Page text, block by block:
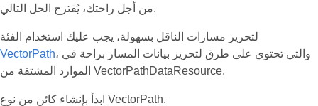
من أجل راحتك، يُقترح الحل التالي.
لتحرير مسارات الناقل بسهولة، يجب عليك استخدام الفئة
VectorPath، والتي تحتوي على طرق لتحرير بيانات المسار براحة في
الموارد المشتقة من VectorPathDataResource.
ابدأ بإنشاء كائن من نوع VectorPath.